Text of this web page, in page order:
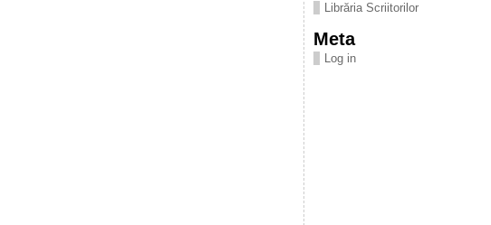
Librăria Scriitorilor
Meta
Log in